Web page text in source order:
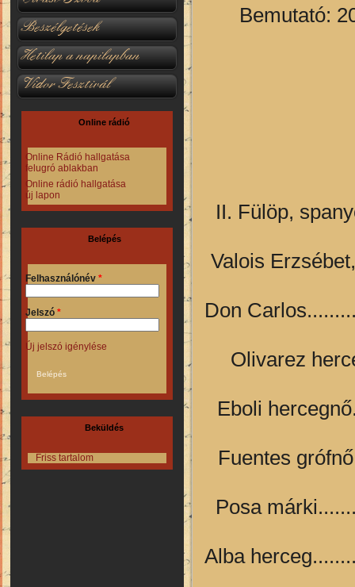
Beszélgetések
Hetilap a napilapban
Vidor Fesztivál
Online rádió
Online Rádió hallgatása
felugró ablakban
Online rádió hallgatása
új lapon
Belépés
Felhasználónév *
Jelszó *
Új jelszó igénylése
Beküldés
Friss tartalom
Bemutató:
II. Fülöp,
Valois
Don
Olivarez
Eboli
Fuentes
Posa
Alba